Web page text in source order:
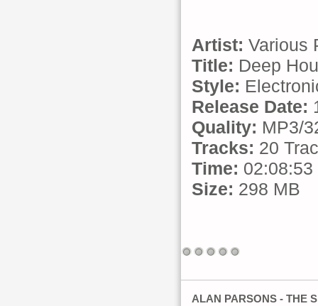
Artist: Various
Title: Deep
Style:
Release Date:
Quality: MP3/
Tracks: 20
Time: 02:08:53
Size: 298 MB
ALAN PARSONS - THE